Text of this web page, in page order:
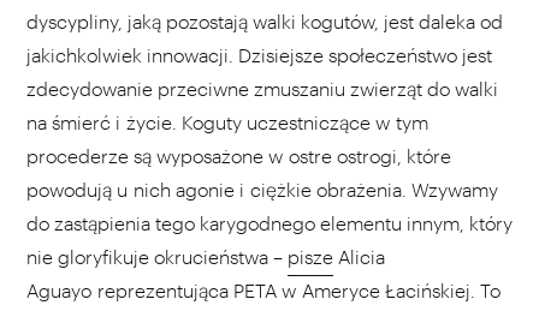
dyscypliny, jaką pozostają walki kogutów, jest daleka od
jakichkolwiek innowacji. Dzisiejsze społeczeństwo jest
zdecydowanie przeciwne zmuszaniu zwierząt do walki
na śmierć i życie. Koguty uczestniczące w tym
procederze są wyposażone w ostre ostrogi, które
powodują u nich agonie i ciężkie obrażenia. Wzywamy
do zastąpienia tego karygodnego elementu innym, który
nie gloryfikuje okrucieństwa – pisze Alicia
Aguayo reprezentująca PETA w Ameryce Łacińskiej. To